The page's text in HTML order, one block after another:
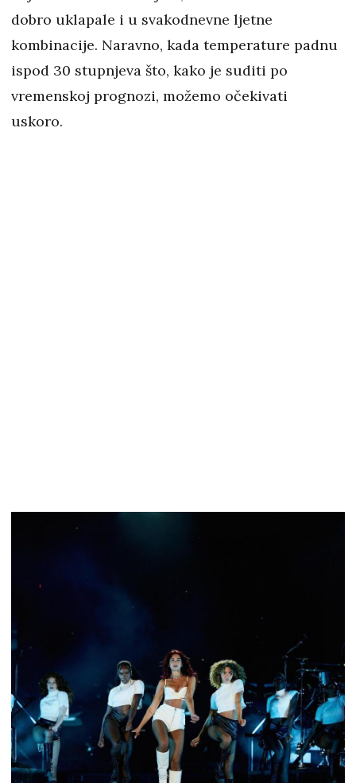
dobro uklapale i u svakodnevne ljetne
kombinacije. Naravno, kada temperature padnu
ispod 30 stupnjeva što, kako je suditi po
vremenskoj prognozi, možemo očekivati
uskoro.